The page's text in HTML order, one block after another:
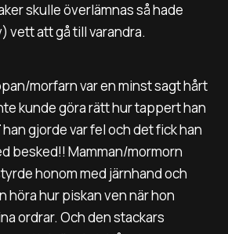
skulle överlämnas så hade
vett att gå till varandra.
morfarn var en minst sagt hårt
kunde göra rätt hur tappert han
han gjorde var fel och det fick han
besked!! Mamman/mormorn
honom med järnhand och
höra hur piskan ven när hon
ordrar. Och den stackars